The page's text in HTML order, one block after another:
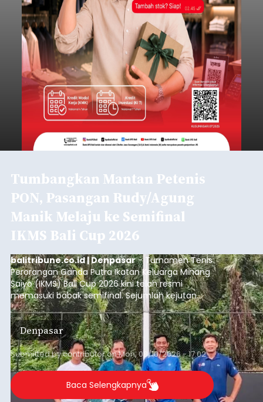
Tumbangkan Mantan Petenis
PON, Pasangan Rudy/Agung
Manik Melaju ke Semifinal
IKMS Bali Cup 2026
balitribune.co.id | Denpasar- Turnamen Tenis
Perorangan Ganda Putra Ikatan Keluarga Minang
Saiyo (IKMS) Bali Cup 2026 kini telah resmi
memasuki babak semifinal. Sejumlah kejutan
mewarnai babak delapan besar yang digelar di
Lapangan Tenis Telkom Denpasar pada Minggu,
9 Agustus 2026.
Denpasar
Submitted bycontributoronMon, 08/10/2026 - 17:02
Baca Selengkapnya